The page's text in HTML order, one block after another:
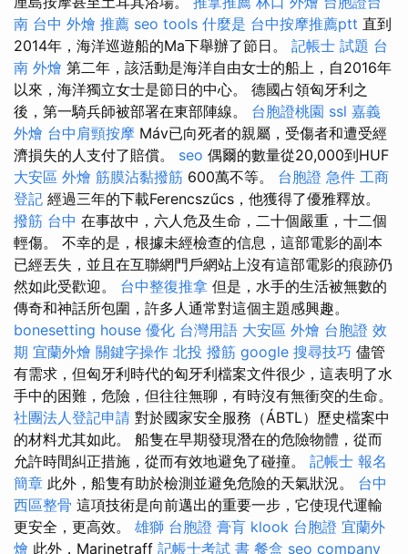
南 台中 外燴 推薦 seo tools 什麼是 台中按摩推薦ptt 直到
2014年，海洋巡遊船的Ma下舉辦了節日。 記帳士 試題 台
南 外燴 第二年，該活動是海洋自由女士的船上，自2016年
以來，海洋獨立女士是節日的中心。 德國占領匈牙利之
後，第一騎兵師被部署在東部陣線。 台胞證桃園 ssl 嘉義
外燴 台中肩頸按摩 Máv已向死者的親屬，受傷者和遭受經
濟損失的人支付了賠償。 seo 偶爾的數量從20,000到HUF
大安區 外燴 筋膜沾黏撥筋 600萬不等。 台胞證 急件 工商
登記 經過三年的下載Ferencszűcs，他獲得了優雅釋放。
撥筋 台中 在事故中，六人危及生命，二十個嚴重，十二個
輕傷。 不幸的是，根據未經檢查的信息，這部電影的副本
已經丟失，並且在互聯網門戶網站上沒有這部電影的痕跡仍
然如此受歡迎。 台中整復推拿 但是，水手的生活被無數的
傳奇和神話所包圍，許多人通常對這個主題感興趣。
bonesetting house 優化 台灣用語 大安區 外燴 台胞證 效
期 宜蘭外燴 關鍵字操作 北投 撥筋 google 搜尋技巧 儘管
有需求，但匈牙利時代的匈牙利檔案文件很少，這表明了水
手中的困難，危險，但往往無聊，有時沒有無衝突的生命。
社團法人登記申請 對於國家安全服務（ÁBTL）歷史檔案中
的材料尤其如此。 船隻在早期發現潛在的危險物體，從而
允許時間糾正措施，從而有效地避免了碰撞。 記帳士 報名
簡章 此外，船隻有助於檢測並避免危險的天氣狀況。 台中
西區整骨 這項技術是向前邁出的重要一步，它使現代運輸
更安全，更高效。 雄獅 台胞證 膏肓 klook 台胞證 宜蘭外
燴 此外，Marinetraff 記帳士考試 書 餐盒 seo company